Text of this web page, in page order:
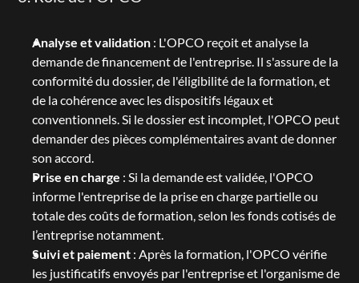
Analyse et validation : L'OPCO reçoit et analyse la
demande de financement de l'entreprise. Il s'assure de la
conformité du dossier, de l'éligibilité de la formation, et
de la cohérence avec les dispositifs légaux et
conventionnels. Si le dossier est incomplet, l'OPCO peut
demander des pièces complémentaires avant de donner
son accord.
Prise en charge : Si la demande est validée, l'OPCO
informe l'entreprise de la prise en charge partielle ou
totale des coûts de formation, selon les fonds cotisés de
l’entreprise notamment.
Suivi et paiement : Après la formation, l'OPCO vérifie
les justificatifs envoyés par l'entreprise et l'organisme de